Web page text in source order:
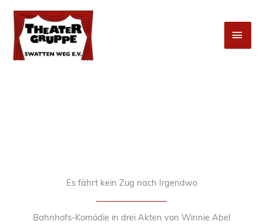
Inhalt
springen
Es fährt kein Zug nach Irgendwo
Bahnhofs-Komödie in drei Akten von Winnie Abel